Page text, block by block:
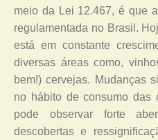
meio da Lei 12.467, é que
regulamentada no Brasil.
está em constante
diversas áreas como,
bem!) cervejas. Mudanças
no hábito de consumo das
pode observar forte
descobertas e